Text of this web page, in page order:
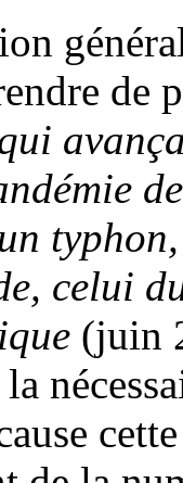
de
celui
(juin